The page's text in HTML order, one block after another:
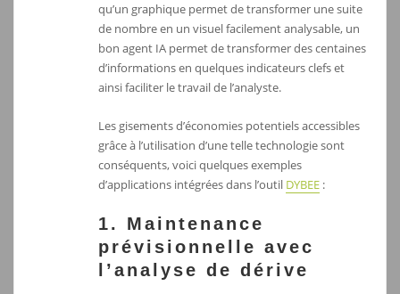
qu’un graphique permet de transformer une suite
de nombre en un visuel facilement analysable, un
bon agent IA permet de transformer des centaines
d’informations en quelques indicateurs clefs et
ainsi faciliter le travail de l’analyste.
Les gisements d’économies potentiels accessibles
grâce à l’utilisation d’une telle technologie sont
conséquents, voici quelques exemples
d’applications intégrées dans l’outil DYBEE :
1. Maintenance
prévisionnelle avec
l’analyse de dérive